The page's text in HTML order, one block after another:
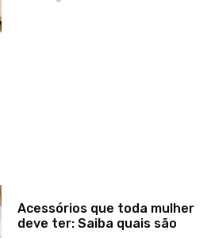
Acessórios que toda mulher
deve ter: Saiba quais são